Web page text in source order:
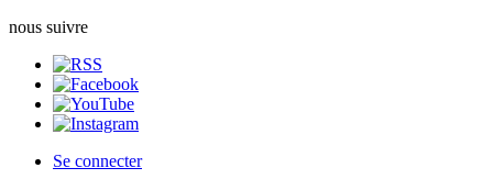
nous suivre
Se connecter